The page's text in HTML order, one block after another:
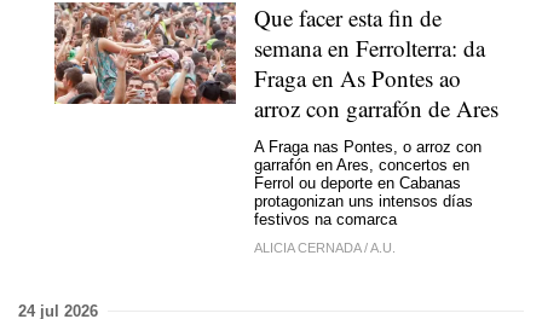
Que facer esta fin de
semana en Ferrolterra: da
Fraga en As Pontes ao
arroz con garrafón de Ares
A Fraga nas Pontes, o arroz con
garrafón en Ares, concertos en
Ferrol ou deporte en Cabanas
protagonizan uns intensos días
festivos na comarca
ALICIA CERNADA/A.U.
24 jul 2026